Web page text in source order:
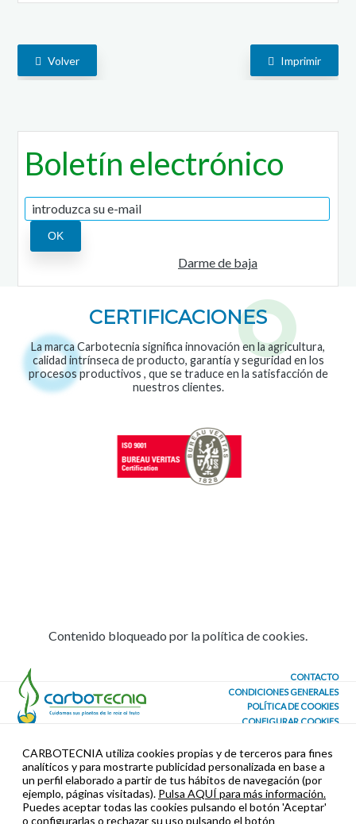
Volver Imprimir
Boletín electrónico
Darme de baja
CERTIFICACIONES
La marca Carbotecnia significa innovación en la agricultura,
calidad intrínseca de producto, garantía y seguridad en los
procesos productivos , que se traduce en la satisfacción de
nuestros clientes.
Contenido bloqueado por la política de cookies.
CONTACTO
CONDICIONES GENERALES
POLÍTICA DE COOKIES
CONFIGURAR COOKIES
CARBOTECNIA utiliza cookies propias y de terceros para fines
analíticos y para mostrarte publicidad personalizada en base a
un perfil elaborado a partir de tus hábitos de navegación (por
ejemplo, páginas visitadas). Pulsa AQUÍ para más información.
Puedes aceptar todas las cookies pulsando el botón 'Aceptar'
o configurarlas o rechazar su uso pulsando el botón